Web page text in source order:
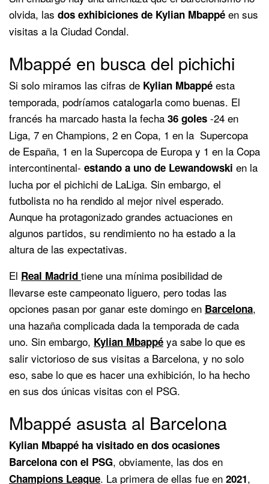
olvida, las dos exhibiciones de Kylian Mbappé en sus
visitas a la Ciudad Condal.
Mbappé en busca del pichichi
Si solo miramos las cifras de Kylian Mbappé esta
temporada, podríamos catalogarla como buenas. El
francés ha marcado hasta la fecha 36 goles -24 en
Liga, 7 en Champions, 2 en Copa, 1 en la Supercopa
de España, 1 en la Supercopa de Europa y 1 en la Copa
intercontinental- estando a uno de Lewandowski en la
lucha por el pichichi de LaLiga. Sin embargo, el
futbolista no ha rendido al mejor nivel esperado.
Aunque ha protagonizado grandes actuaciones en
algunos partidos, su rendimiento no ha estado a la
altura de las expectativas.
El Real Madrid tiene una mínima posibilidad de
llevarse este campeonato liguero, pero todas las
opciones pasan por ganar este domingo en Barcelona,
una hazaña complicada dada la temporada de cada
uno. Sin embargo, Kylian Mbappé ya sabe lo que es
salir victorioso de sus visitas a Barcelona, y no solo
eso, sabe lo que es hacer una exhibición, lo ha hecho
en sus dos únicas visitas con el PSG.
Mbappé asusta al Barcelona
Kylian Mbappé ha visitado en dos ocasiones
Barcelona con el PSG, obviamente, las dos en
Champions League. La primera de ellas fue en 2021,